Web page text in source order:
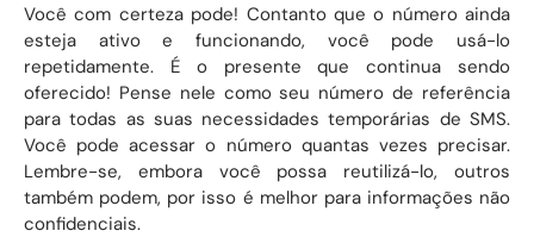
Você com certeza pode! Contanto que o número ainda
esteja ativo e funcionando, você pode usá-lo
repetidamente. É o presente que continua sendo
oferecido! Pense nele como seu número de referência
para todas as suas necessidades temporárias de SMS.
Você pode acessar o número quantas vezes precisar.
Lembre-se, embora você possa reutilizá-lo, outros
também podem, por isso é melhor para informações não
confidenciais.